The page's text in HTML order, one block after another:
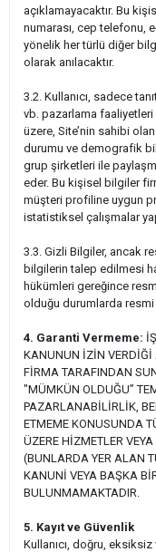
açıklamayacaktır. Bu
numarası, cep telefonu,
yönelik her türlü diğer
olarak anılacaktır.
3.2. Kullanıcı, sadece
vb. pazarlama faaliyetleri
üzere, Site’nin sahibi
durumu ve demografik
grup şirketleri ile
eder. Bu kişisel bilgiler
müşteri profiline uygun
istatistiksel çalışmalar
3.3. Gizli Bilgiler, ancak
bilgilerin talep edilmesi
hükümleri gereğince
olduğu durumlarda
4. Garanti Vermeme:
KANUNUN İZİN VERDİĞİ
FİRMA TARAFINDAN
"MÜMKÜN OLDUĞU”
PAZARLANABİLİRLİK,
ETMEME KONUSUNDA
ÜZERE HİZMETLER
(BUNLARDA YER ALAN
KANUNİ VEYA BAŞKA
BULUNMAMAKTADIR.
5. Kayıt ve Güvenlik
Kullanıcı, doğru,